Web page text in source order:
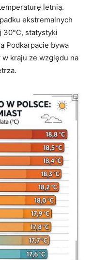
letnią.
ekstremalnych
30°C, statystyki
Podkarpacie bywa
kraju ze względu na